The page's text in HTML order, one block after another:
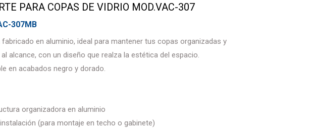
PARA COPAS DE VIDRIO MOD.VAC-307
307MB
en aluminio, ideal para mantener tus copas organizadas y
alcance, con un diseño que realza la estética del espacio.
en acabados negro y dorado.
organizadora en aluminio
(para montaje en techo o gabinete)